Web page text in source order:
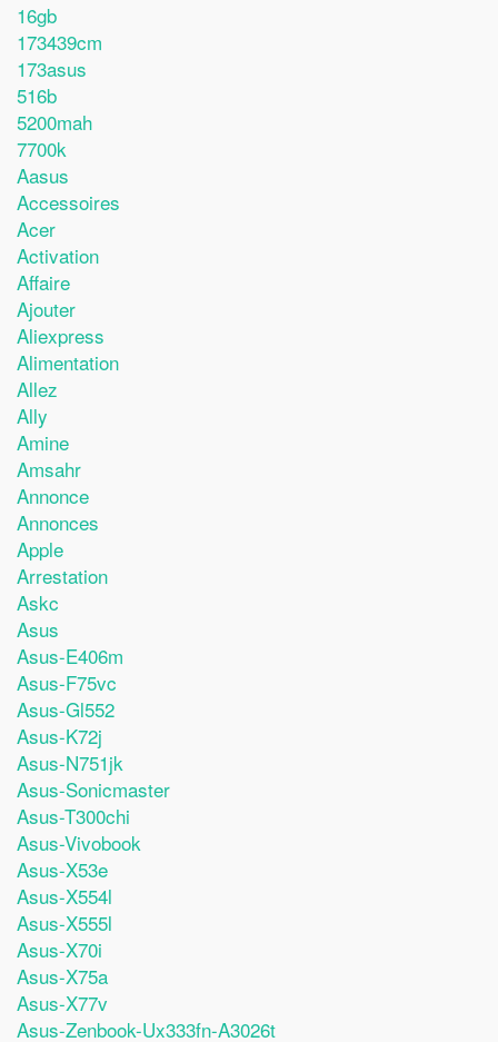
16gb
173439cm
173asus
516b
5200mah
7700k
Aasus
Accessoires
Acer
Activation
Affaire
Ajouter
Aliexpress
Alimentation
Allez
Ally
Amine
Amsahr
Annonce
Annonces
Apple
Arrestation
Askc
Asus
Asus-E406m
Asus-F75vc
Asus-Gl552
Asus-K72j
Asus-N751jk
Asus-Sonicmaster
Asus-T300chi
Asus-Vivobook
Asus-X53e
Asus-X554l
Asus-X555l
Asus-X70i
Asus-X75a
Asus-X77v
Asus-Zenbook-Ux333fn-A3026t